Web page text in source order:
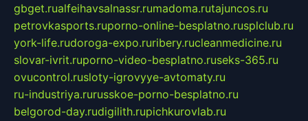
gbget.rualfeihavsalnassr.rumadoma.rutajuncos.ru
petrovkasports.ruporno-online-besplatno.rusplclub.ru
york-life.rudoroga-expo.ruribery.rucleanmedicine.ru
slovar-ivrit.ruporno-video-besplatno.ruseks-365.ru
ovucontrol.rusloty-igrovyye-avtomaty.ru
ru-industriya.rurusskoe-porno-besplatno.ru
belgorod-day.rudigilith.rupichkurovlab.ru